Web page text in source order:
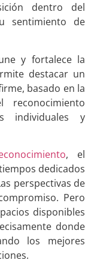
dentro del
sentimiento de
y fortalece la
destacar un
basado en la
individuales y
, el
dedicados
perspectivas de
Pero
disponibles
donde
los mejores